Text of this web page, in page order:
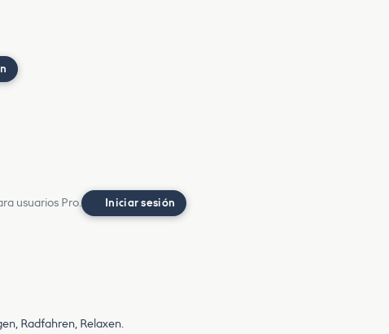
usuarios Pro. Iniciar sesión
Radfahren, Relaxen.